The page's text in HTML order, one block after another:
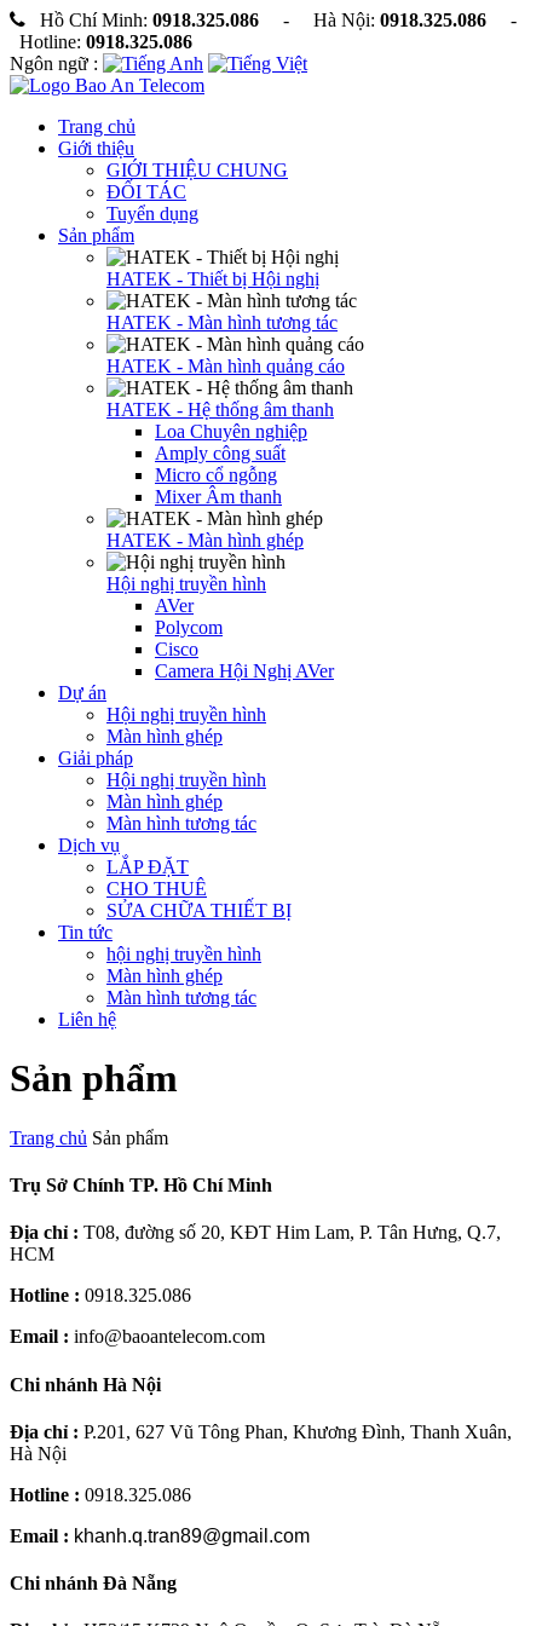
Hồ Chí Minh: 0918.325.086 - Hà Nội: 0918.325.086 -
Hotline: 0918.325.086
Ngôn ngữ :
Trang chủ
Giới thiệu
GIỚI THIỆU CHUNG
ĐỐI TÁC
Tuyển dụng
Sản phẩm
HATEK - Thiết bị Hội nghị
HATEK - Màn hình tương tác
HATEK - Màn hình quảng cáo
HATEK - Hệ thống âm thanh
Loa Chuyên nghiệp
Amply công suất
Micro cổ ngỗng
Mixer Âm thanh
HATEK - Màn hình ghép
Hội nghị truyền hình
AVer
Polycom
Cisco
Camera Hội Nghị AVer
Dự án
Hội nghị truyền hình
Màn hình ghép
Giải pháp
Hội nghị truyền hình
Màn hình ghép
Màn hình tương tác
Dịch vụ
LẮP ĐẶT
CHO THUÊ
SỬA CHỮA THIẾT BỊ
Tin tức
hội nghị truyền hình
Màn hình ghép
Màn hình tương tác
Liên hệ
Sản phẩm
Trang chủ Sản phẩm
Trụ Sở Chính TP. Hồ Chí Minh
Địa chỉ : T08, đường số 20, KĐT Him Lam, P. Tân Hưng, Q.7,
HCM
Hotline : 0918.325.086
Email : info@baoantelecom.com
Chi nhánh Hà Nội
Địa chỉ : P.201, 627 Vũ Tông Phan, Khương Đình, Thanh Xuân,
Hà Nội
Hotline : 0918.325.086
Email : khanh.q.tran89@gmail.com
Chi nhánh Đà Nẵng